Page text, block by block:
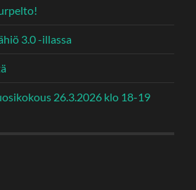
3.0 -illassa
26.3.2026 klo 18-19